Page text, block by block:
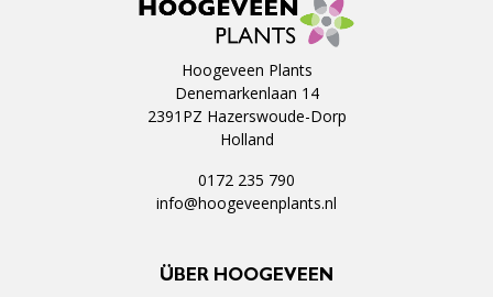
Hoogeveen Plants
Denemarkenlaan 14
2391PZ Hazerswoude-Dorp
Holland
0172 235 790
info@hoogeveenplants.nl
ÜBER HOOGEVEEN